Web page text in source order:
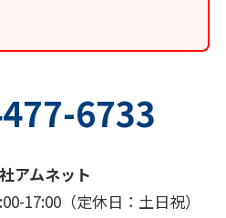
お問合せください。
なった場合は、チーム側
ことになります。試合日
ください。
く変更される場合がござ
6733
アムネット
17:00（定休日：土日祝）